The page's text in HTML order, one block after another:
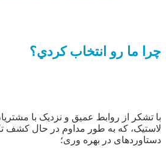
چرا ما رو انتخاب کردي؟
با تشکر از روابط عمیق و نزدیک با
لاستیک، که به طور مداوم در حال کشف
دستاوردهای در بهره وری؛